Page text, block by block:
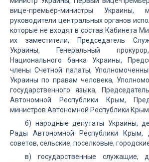
вице-премьер-министры Украины,
руководители центральных органов
которые не входят в состав Кабинета
их заместители, Председатель
Украины, Генеральный
Национального банка Украины,
члены Счетной палаты,
Украины по правам человека,
государственного языка,
Автономной Республики Крым,
министров Автономной Республики
б) народные депутаты Украины,
Рады Автономной Республики Крым,
советов, сельские, поселковые,
в) государственные служащие,